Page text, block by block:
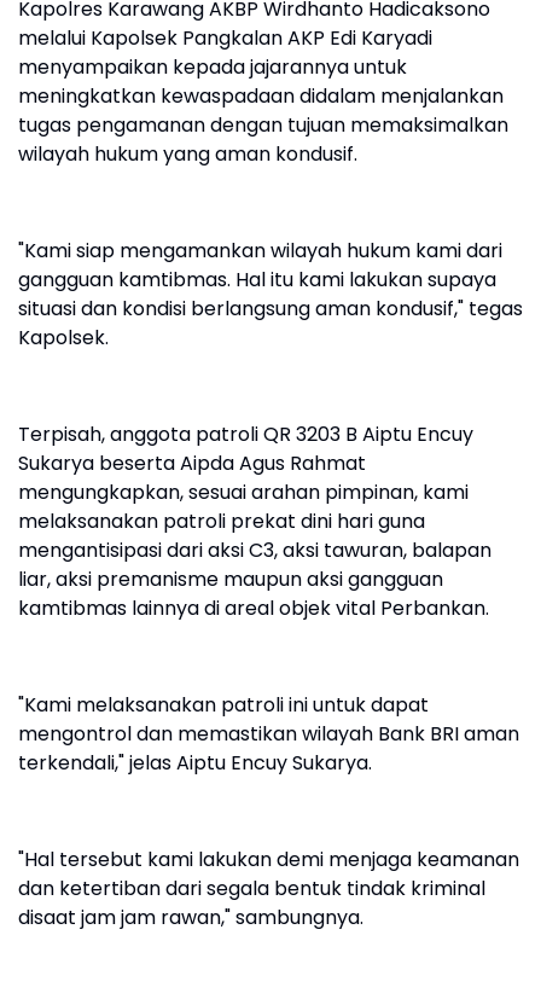
Kapolres Karawang AKBP Wirdhanto Hadicaksono
melalui Kapolsek Pangkalan AKP Edi Karyadi
menyampaikan kepada jajarannya untuk
meningkatkan kewaspadaan didalam menjalankan
tugas pengamanan dengan tujuan memaksimalkan
wilayah hukum yang aman kondusif.
"Kami siap mengamankan wilayah hukum kami dari
gangguan kamtibmas. Hal itu kami lakukan supaya
situasi dan kondisi berlangsung aman kondusif," tegas
Kapolsek.
Terpisah, anggota patroli QR 3203 B Aiptu Encuy
Sukarya beserta Aipda Agus Rahmat
mengungkapkan, sesuai arahan pimpinan, kami
melaksanakan patroli prekat dini hari guna
mengantisipasi dari aksi C3, aksi tawuran, balapan
liar, aksi premanisme maupun aksi gangguan
kamtibmas lainnya di areal objek vital Perbankan.
"Kami melaksanakan patroli ini untuk dapat
mengontrol dan memastikan wilayah Bank BRI aman
terkendali," jelas Aiptu Encuy Sukarya.
"Hal tersebut kami lakukan demi menjaga keamanan
dan ketertiban dari segala bentuk tindak kriminal
disaat jam jam rawan," sambungnya.